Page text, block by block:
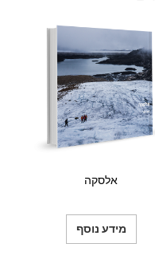
אלסקה
מידע נוסף